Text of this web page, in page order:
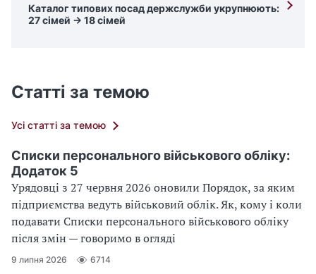
Каталог типових посад держслужби укрупнюють:
27 сімей → 18 сімей
Статті за темою
Усі статті за темою
Списки персонального військового обліку:
Додаток 5
Урядовці з 27 червня 2026 оновили Порядок, за яким
підприємства ведуть військовий облік. Як, кому і коли
подавати Списки персонального військового обліку
після змін — говоримо в огляді
9 липня 2026 6714